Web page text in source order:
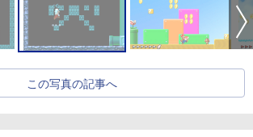
この写真の記事へ